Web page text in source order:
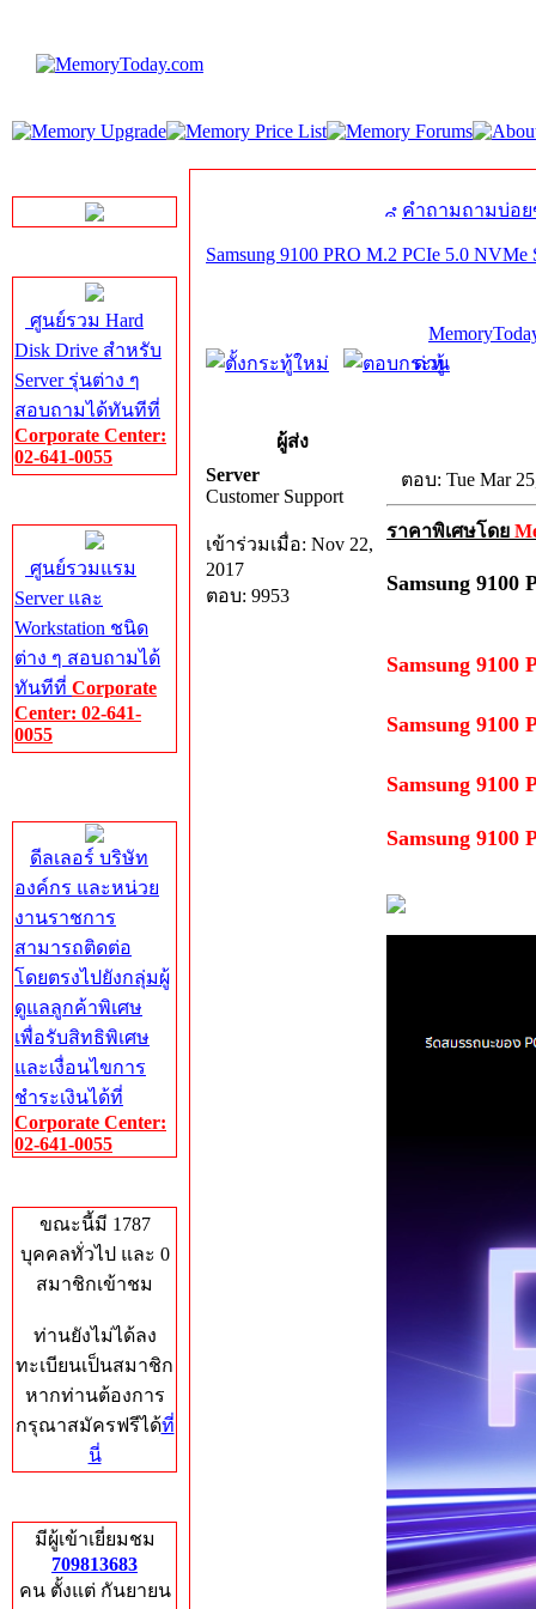
ศูนย์รวม Hard
Disk Drive สำหรับ
Server รุ่นต่าง ๆ
สอบถามได้ทันทีที่
Corporate Center:
02-641-0055
ศูนย์รวมแรม
Server และ
Workstation ชนิด
ต่าง ๆ สอบถามได้
ทันทีที่ Corporate
Center: 02-641-
0055
ดีลเลอร์ บริษัท
องค์กร และหน่วย
งานราชการ
สามารถติดต่อ
โดยตรงไปยังกลุ่มผู้
ดูแลลูกค้าพิเศษ
เพื่อรับสิทธิพิเศษ
และเงื่อนไขการ
ชำระเงินได้ที่
Corporate Center:
02-641-0055
ขณะนี้มี 1787
บุคคลทั่วไป และ 0
สมาชิกเข้าชม
ท่านยังไม่ได้ลง
ทะเบียนเป็นสมาชิก
หากท่านต้องการ
กรุณาสมัครฟรีได้ที่
นี่
มีผู้เข้าเยี่ยมชม
709813683
คน ตั้งแต่ กันยายน
คำถามถามบ่อ
Samsung 9100 PRO M.2 PCIe 5.0 NVMe
ด่วน
ผู้ส่ง
Server
Customer Support
เข้าร่วมเมื่อ: Nov 22,
2017
ตอบ: 9953
ตอบ: Tue Mar
ราคาพิเศษโดย
Samsung 9100
Samsung
Samsung
Samsung
Samsung 9100